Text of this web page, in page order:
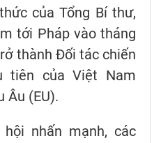
của Tổng Bí thư,
tới Pháp vào tháng
thành Đối tác chiến
tiên của Việt Nam
Âu (EU).
nhấn mạnh, các